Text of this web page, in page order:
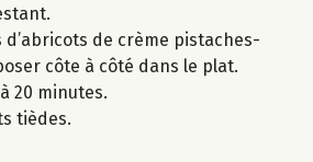
d’abricots de crème pistaches-
côte à côté dans le plat.
20 minutes.
tièdes.